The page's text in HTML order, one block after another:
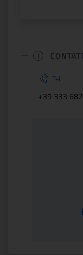
Tel
+39 333